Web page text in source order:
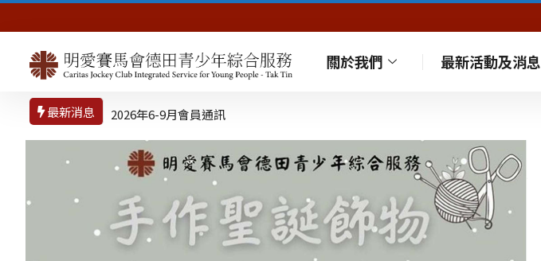
關於我們 最新活動及消息
最新消息 2026年6-9月會員通訊